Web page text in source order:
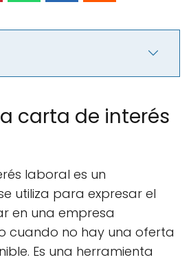
carta de interés
laboral es un
utiliza para expresar el
en una empresa
cuando no hay una oferta
Es una herramienta